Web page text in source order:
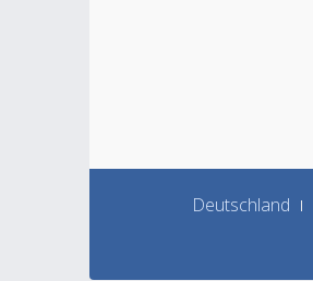
Deutschland